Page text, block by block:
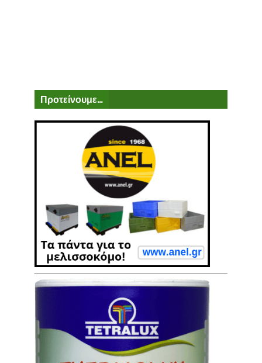
Προτείνουμε...